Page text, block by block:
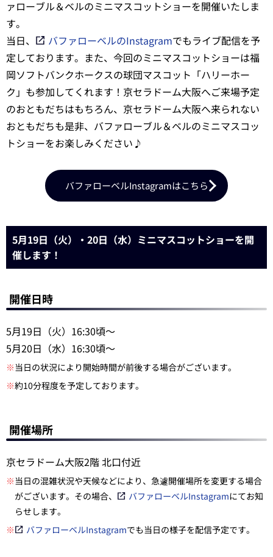
ァローブル＆ベルのミニマスコットショーを開催いたしま
す。
当日、
バファローベルのInstagramでもライブ配信を予
定しております。また、今回のミニマスコットショーは福
岡ソフトバンクホークスの球団マスコット「ハリーホー
ク」も参加してくれます！京セラドーム大阪へご来場予定
のおともだちはもちろん、京セラドーム大阪へ来られない
おともだちも是非、バファローブル＆ベルのミニマスコッ
トショーをお楽しみください♪
バファローベルInstagramはこちら
5月19日（火）・20日（水）ミニマスコットショーを開
催します！
開催日時
5月19日（火）16:30頃～
5月20日（水）16:30頃～
※当日の状況により開始時間が前後する場合がございます。
※約10分程度を予定しております。
開催場所
京セラドーム大阪2階 北口付近
※当日の混雑状況や天候などにより、急遽開催場所を変更する場合
がございます。その場合、
バファローベルInstagramにてお知
らせします。
※
バファローベルInstagramでも当日の様子を配信予定です。